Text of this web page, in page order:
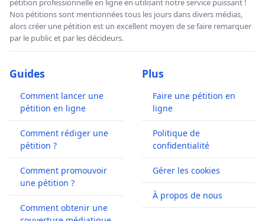
pétition professionnelle en ligne en utilisant notre service puissant !
Nos pétitions sont mentionnées tous les jours dans divers médias,
alors créer une pétition est un excellent moyen de se faire remarquer
par le public et par les décideurs.
Guides
Comment lancer une
pétition en ligne
Comment rédiger une
pétition ?
Comment promouvoir
une pétition ?
Comment obtenir une
Plus
Faire une pétition en
ligne
Politique de
confidentialité
Gérer les cookies
À propos de nous